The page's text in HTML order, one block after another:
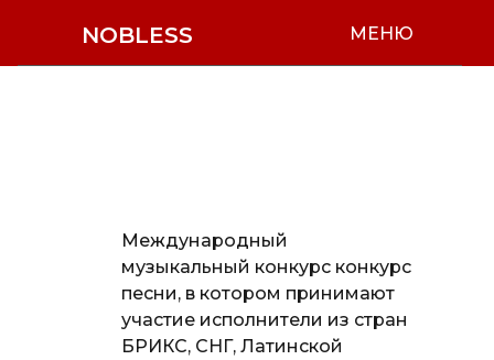
NOBLESS МЕНЮ
Международный
музыкальный конкурс конкурс
песни, в котором принимают
участие исполнители из стран
БРИКС, СНГ, Латинской